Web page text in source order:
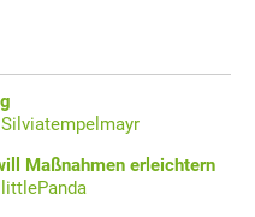
Silviatempelmayr
Maßnahmen erleichtern
littlePanda